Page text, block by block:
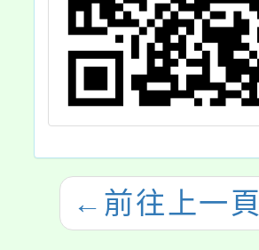
← 前往上一頁